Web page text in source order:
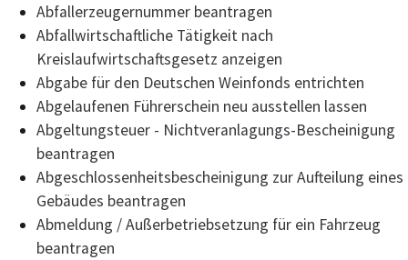
Abfallerzeugernummer beantragen
Abfallwirtschaftliche Tätigkeit nach
Kreislaufwirtschaftsgesetz anzeigen
Abgabe für den Deutschen Weinfonds entrichten
Abgelaufenen Führerschein neu ausstellen lassen
Abgeltungsteuer - Nichtveranlagungs-Bescheinigung
beantragen
Abgeschlossenheitsbescheinigung zur Aufteilung eines
Gebäudes beantragen
Abmeldung / Außerbetriebsetzung für ein Fahrzeug
beantragen